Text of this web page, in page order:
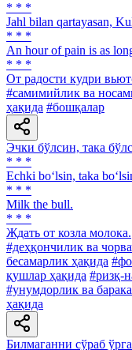
* * *
Jahl bilan qartayasan,
* * *
An hour of pain is as
* * *
От радости кудри
#самимийлик ва
ҳақида #бошқалар
Эчки бўлсин, така
* * *
Echki bo‘lsin, taka
* * *
Milk the bull.
* * *
Ждать от козла молока.
#деҳқончилик ва
бесамарлик ҳақида
қушлар ҳақида #ризқ-
#унумдорлик ва
ҳақида
Билмаганни сўраб